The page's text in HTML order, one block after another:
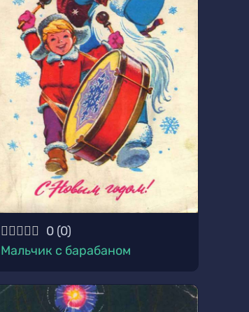
0 (0)
Мальчик с барабаном